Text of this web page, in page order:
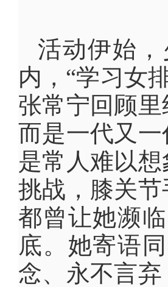
活动伊始
内，“学习女
张常宁回顾
而是一代又
是常人难以
挑战，膝关
都曾让她濒
底。她寄语
念、永不言